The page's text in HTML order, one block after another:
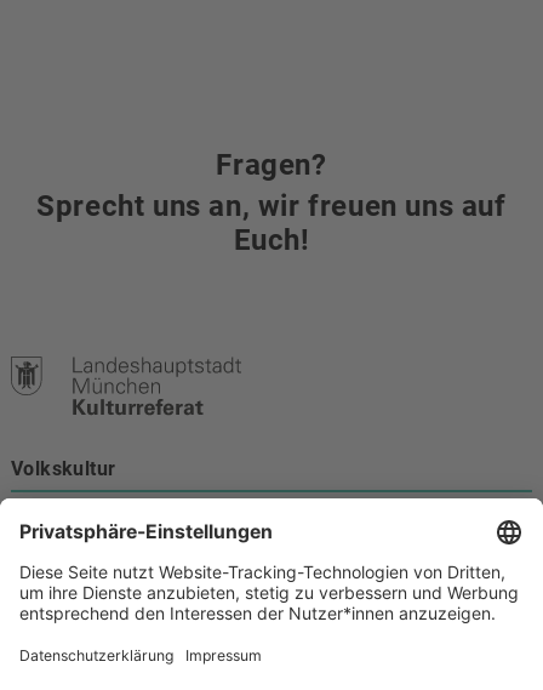
Fragen?
Sprecht uns an, wir freuen uns auf
Euch!
Volkskultur
80331 München
Kontakt
089 233-21172
volkskultur@muenchen.de